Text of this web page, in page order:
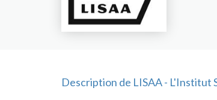
Description de LISAA - L'Institut